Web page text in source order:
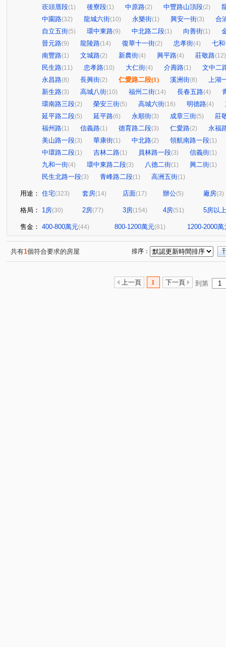
崁頭厝段(1) 後寮段(1) 中原路(2) 中豐路山頂段(2)
中園路(32) 龍城六街(10) 永樂街(1) 興安一街(3)
合
自立五街(5) 環中東路(9) 中北路二段(1) 向善街(1)
晉元路(9) 龍陵路(14) 復華十一街(2) 忠孝街(4)
七
南豐路(1) 文城路(2) 新農街(4) 興平路(4) 莊敬路(12)
民生路(11) 忠孝路(10) 大仁街(4) 介壽路(1)
文中二
永昌路(8) 長興街(2) 仁愛路二段(1) 溪洲街(8)
上湖
新生路(3) 高城八街(10) 福州二街(14) 長春五路(4)
環南路三段(2) 榮安三街(5) 高城六街(16) 明德路(4)
延平路二段(5) 延平路(6) 永順街(3) 成章三街(5)
莊
福州路(1) 信義路(1) 德育路二段(3) 仁愛路(2)
永福
美山路一段(3) 華康街(1) 中北路(2) 領航南路一段(1)
中環路二段(1) 吉林二路(1) 員林路一段(3) 信義街(1)
九和一街(4) 環中東路二段(3) 八德二街(1) 興二街(1)
民生北路一段(3) 青峰路二段(1) 高洲五街(1)
用途： 住宅(323) 套房(14) 店面(17) 辦公(5) 廠房(3)
格局： 1房(30) 2房(77) 3房(154) 4房(51) 5房以上
售金： 400-800萬元(44) 800-1200萬元(81) 1200-2000萬
共有1個符合要求的房屋 排序：
上一頁 1 下一頁 到第